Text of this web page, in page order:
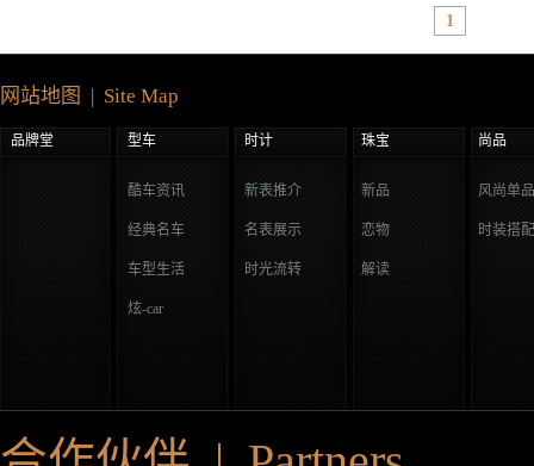
1
网站地图 | Site Map
品牌堂 型车 时计 珠宝 尚品
酷车资讯
经典名车
车型生活
炫-car
新表推介
名表展示
时光流转
新品
恋物
解读
风尚单品
时装搭配